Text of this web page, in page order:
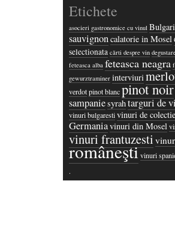
Etichete
asocieri gastronomice cu vinul
sauvignoncalatorie in Mosel
selectionata cărti despre vin
feteasca alba feteasca neagra
gewurztraminer interviuri
verdotpinot blancpinot noir
sampaniesyrahtarguri de
vinuri bulgarestivinuri de colectie
Germaniavinuri din Mosel
vinuri frantuzesti
româneştivinuri
·